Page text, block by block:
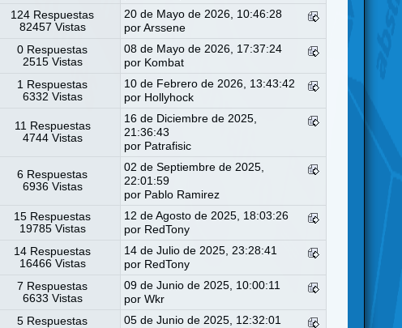
124 Respuestas
82457 Vistas
20 de Mayo de 2026, 10:46:28
porArssene
0 Respuestas
2515 Vistas
08 de Mayo de 2026, 17:37:24
por Kombat
1 Respuestas
6332 Vistas
10 de Febrero de 2026, 13:43:42
por Hollyhock
11 Respuestas
4744 Vistas
16 de Diciembre de 2025,
21:36:43
por Patrafisic
6 Respuestas
6936 Vistas
02 de Septiembre de 2025,
22:01:59
por Pablo Ramirez
15 Respuestas
19785 Vistas
12 de Agosto de 2025, 18:03:26
por RedTony
14 Respuestas
16466 Vistas
14 de Julio de 2025, 23:28:41
por RedTony
7 Respuestas
6633 Vistas
09 de Junio de 2025, 10:00:11
porWkr
5 Respuestas
05 de Junio de 2025, 12:32:01